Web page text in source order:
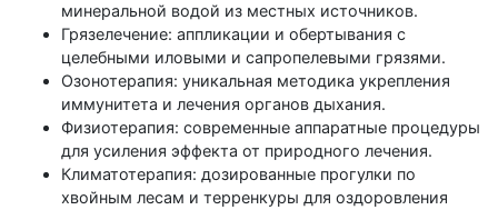
минеральной водой из местных источников.
Грязелечение: аппликации и обертывания с
целебными иловыми и сапропелевыми грязями.
Озонотерапия: уникальная методика укрепления
иммунитета и лечения органов дыхания.
Физиотерапия: современные аппаратные процедуры
для усиления эффекта от природного лечения.
Климатотерапия: дозированные прогулки по
хвойным лесам и терренкуры для оздоровления